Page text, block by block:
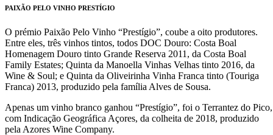
PAIXÃO PELO VINHO PRESTÍGIO
O prémio Paixão Pelo Vinho “Prestígio”, coube a oito produtores.
Entre eles, três vinhos tintos, todos DOC Douro: Costa Boal
Homenagem Douro tinto Grande Reserva 2011, da Costa Boal
Family Estates; Quinta da Manoella Vinhas Velhas tinto 2016, da
Wine & Soul; e Quinta da Oliveirinha Vinha Franca tinto (Touriga
Franca) 2013, produzido pela família Alves de Sousa.
Apenas um vinho branco ganhou “Prestígio”, foi o Terrantez do Pico,
com Indicação Geográfica Açores, da colheita de 2018, produzido
pela Azores Wine Company.